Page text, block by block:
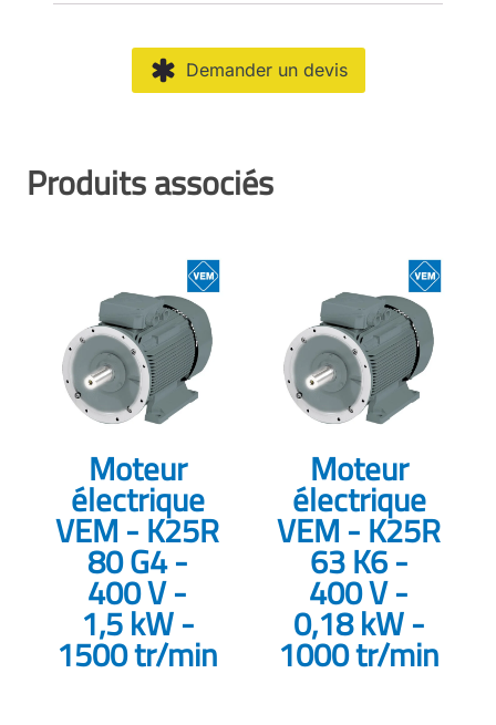
Demander un devis
Produits associés
Moteur
électrique
VEM - K25R
80 G4 -
400 V -
1,5 kW -
1500 tr/min
Moteur
électrique
VEM - K25R
63 K6 -
400 V -
0,18 kW -
1000 tr/min